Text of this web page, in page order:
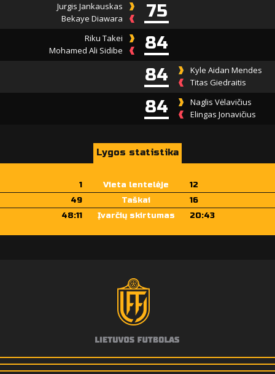
Jurgis Jankauskas
Bekaye Diawara
75
Riku Takei
Mohamed Ali Sidibe
84
84
Kyle Aidan Mendes
Titas Giedraitis
84
Naglis Vėlavičius
Elingas Jonavičius
Lygos statistika
1 Vieta lentelėje
12
49
Taškai
16
48:11
Įvarčių skirtumas 20:43